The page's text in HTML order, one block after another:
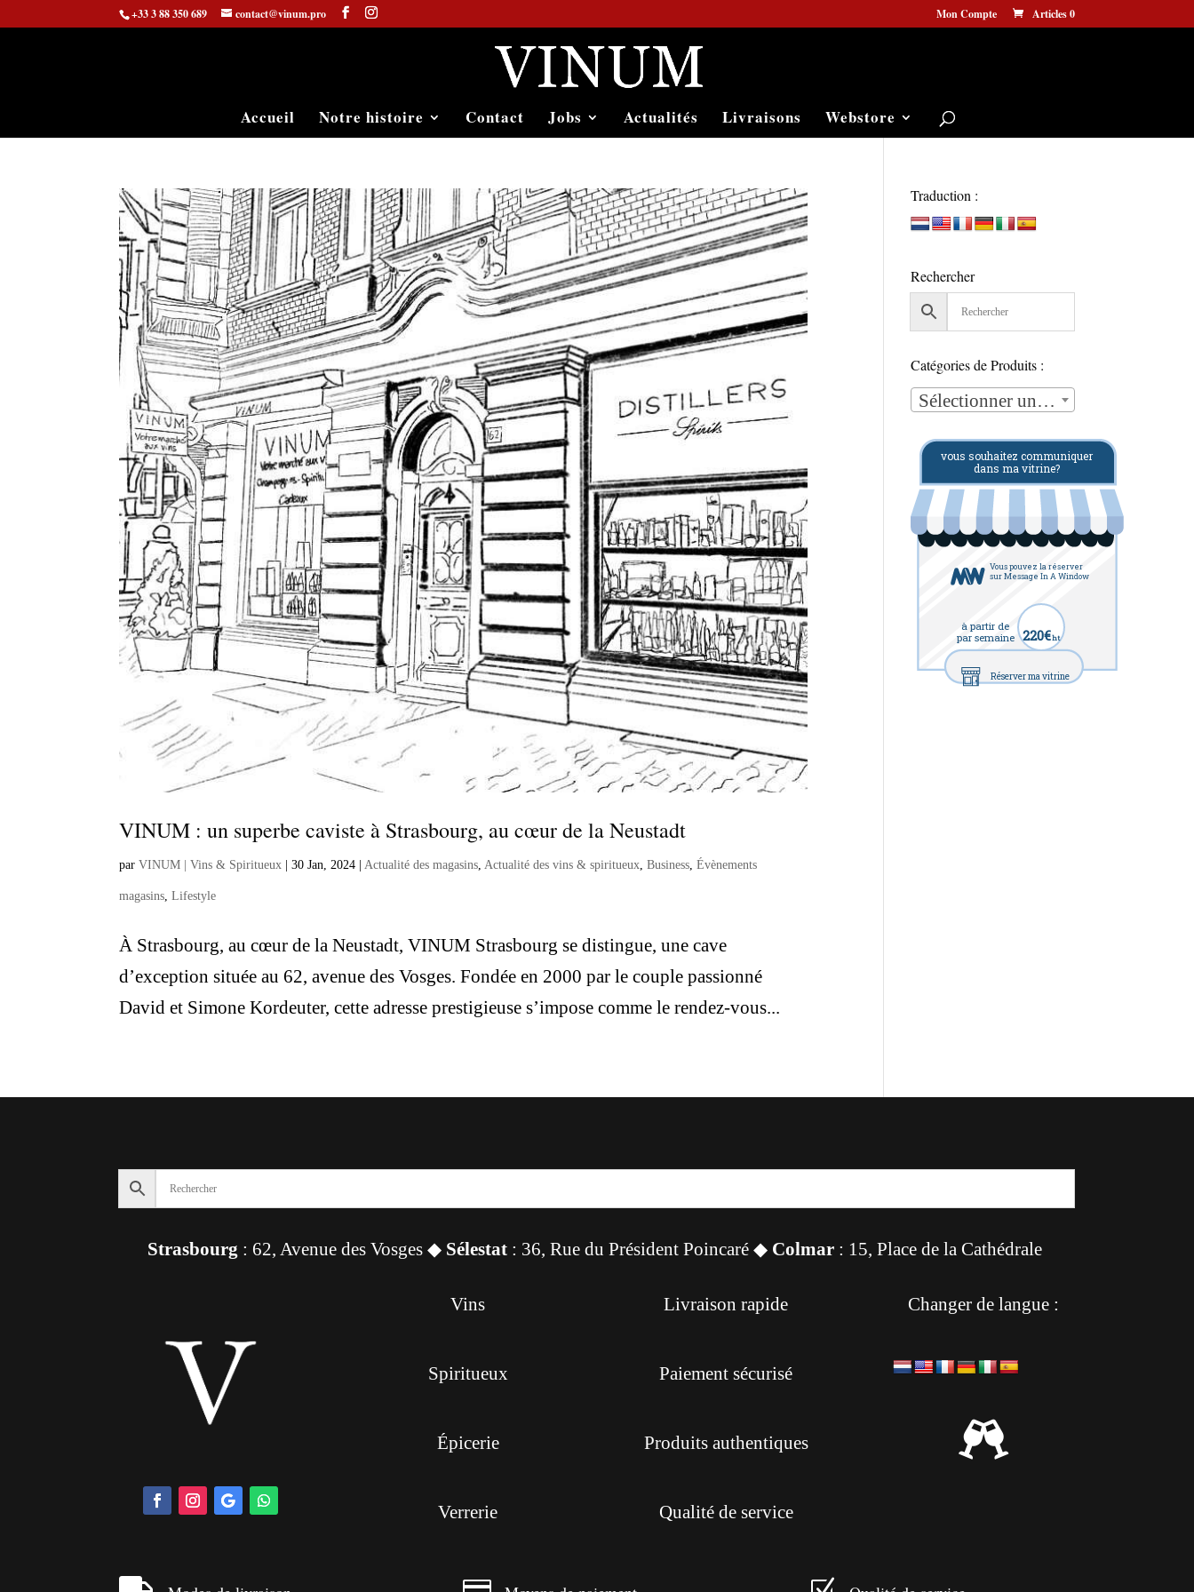
+33 3 88 350 689 contact@vinum.pro Mon Compte Articles 0
Accueil Notre histoire Contact Jobs Actualités Livraisons Webstore
VINUM : un superbe caviste à Strasbourg, au cœur de la Neustadt
parVINUM | Vins & Spiritueux |30 Jan, 2024 |Actualité des magasins,Actualité des vins & spiritueux,Business,Évènements
magasins,Lifestyle
À Strasbourg, au cœur de la Neustadt, VINUM Strasbourg se distingue, une cave
d’exception située au 62, avenue des Vosges. Fondée en 2000 par le couple passionné
David et Simone Kordeuter, cette adresse prestigieuse s’impose comme le rendez-vous...
Traduction :
Rechercher
Catégories de Produits :
Sélectionner une catégorie
vous souhaitez communiquer
dans ma vitrine?
Vous pouvez la réserver
sur Message In A Window
à partir de
par semaine 220€ht
Réserver ma vitrine
Strasbourg : 62, Avenue des Vosges ◆ Sélestat : 36, Rue du Président Poincaré ◆ Colmar : 15, Place de la Cathédrale
Vins
Spiritueux
Épicerie
Verrerie
Livraison rapide
Paiement sécurisé
Produits authentiques
Qualité de service
Changer de langue :
